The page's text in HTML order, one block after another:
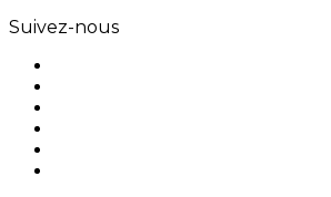
Suivez-nous